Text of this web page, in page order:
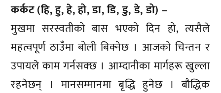
कर्कट (हि, हु, हे, हो, डा, डि, डु, डे, डो) –
मुखमा सरस्वतीको बास भएको दिन हो, त्यसैले
महत्वपूर्ण ठाउँमा बोली बिक्नेछ । आजको चिन्तन र
उपायले काम गर्नसक्छ । आम्दानीका मार्गहरू खुल्ला
रहनेछन् । मानसम्मानमा बृद्धि हुनेछ । बौद्धिक